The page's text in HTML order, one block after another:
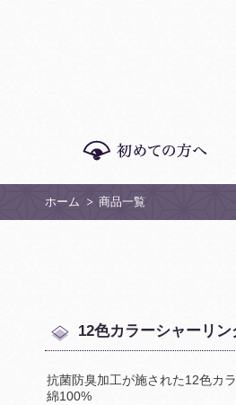
ホーム 商品一覧
12色カラーシャーリ
抗菌防臭加工が施された12色カ
綿100%